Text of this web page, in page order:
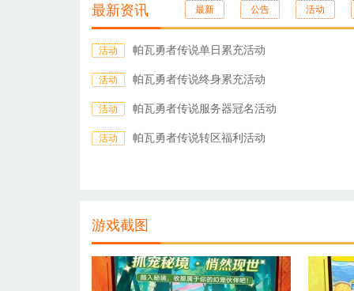
最新资讯 最新 公告 活动
活动 帕瓦勇者传说单日累充活动
活动 帕瓦勇者传说终身累充活动
活动 帕瓦勇者传说服务器冠名活动
活动 帕瓦勇者传说转区福利活动
游戏截图